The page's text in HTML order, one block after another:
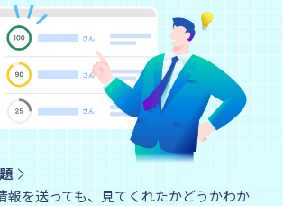
クラ
ウド
クラ
ウド
賃貸仲介向け
賃貸クラ
ウド
報を送っても、見てくれたかどうかわか